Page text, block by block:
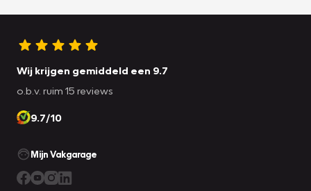
Wij krijgen gemiddeld een 9.7
o.b.v. ruim 15 reviews
9.7/10
Mijn Vakgarage